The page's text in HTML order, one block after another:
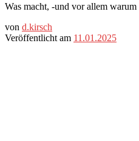
Was macht, -und vor allem
von d.kirsch
Veröffentlicht am 11.01.2025